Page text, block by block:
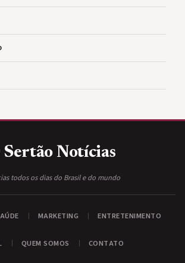
Sertão Notícias
todos os dias do Brasil e do mundo
MARKETING ENTRETENIMENTO
QUEM SOMOS CONTATO